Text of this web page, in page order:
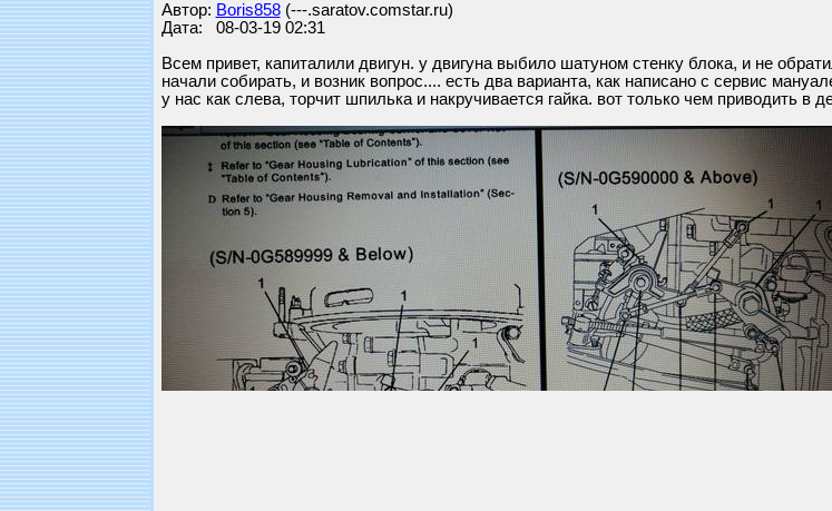
Автор: Boris858(---.saratov.comstar.ru)
Дата: 08-03-19 02:31
Всем привет, капиталили двигун. у двигуна выбило шатуном стенку блока, и не
начали собирать, и возник вопрос.... есть два варианта, как написано с сервис
у нас как слева, торчит шпилька и накручивается гайка. вот только чем приводить в